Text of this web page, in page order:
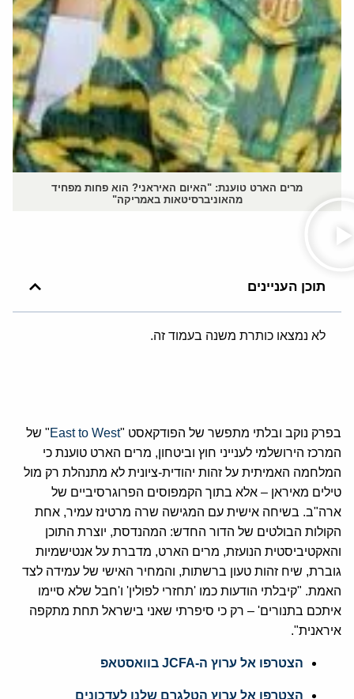
מרים הארט טוענת: "האיום האיראני? הוא פחות מפחיד
מהאוניברסיטאות באמריקה"
תוכן העניינים
לא נמצאו כותרת משנה בעמוד זה.
בפרק נוקב ובלתי מתפשר של הפודקאסט "East to West" של
המרכז הירושלמי לענייני חוץ וביטחון, מרים הארט טוענת כי
המלחמה האמיתית על זהות יהודית-ציונית לא מתנהלת רק מול
טילים מאיראן – אלא בתוך הקמפוסים הפרוגרסיביים של
ארה"ב. בשיחה אישית עם המגישה שרה מרטינז עמיר, אחת
הקולות הבולטים של הדור החדש: המהנדסת, יוצרת התוכן
והאקטיביסטית הנועזת, מרים הארט, מדברת על אנטישמיות
גוברת, שיח זהות טעון ברשתות, והמחיר האישי של עמידה לצד
האמת. "קיבלתי הודעות כמו 'תחזרי לפולין' ו'חבל שלא סיימו
איתכם בתנורים' – רק כי סיפרתי שאני בישראל תחת מתקפה
איראנית".
הצטרפו אל ערוץ ה-JCFA בוואסטאפ
הצטרפו אל ערוץ הטלגרם שלנו לעדכונים